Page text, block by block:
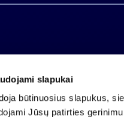
slapukai
būtinuosius slapukus,
Jūsų patirties
netekimą